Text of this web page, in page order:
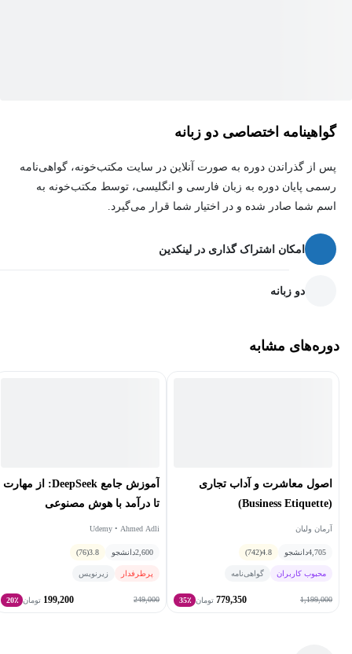
گواهینامه اختصاصی دو زبانه
پس از گذراندن دوره به صورت آنلاین در سایت مکتب‌خونه، گواهی‌نامه
رسمی پایان دوره به زبان فارسی و انگلیسی، توسط مکتب‌خونه به
اسم شما صادر شده و در اختیار شما قرار می‌گیرد.
امکان اشتراک گذاری در لینکدین
دو زبانه
دوره‌های مشابه
اصول معاشرت و آداب تجاری
(Business Etiquette)
آرمان ولیان
4,705دانشجو 4.8
(742)
محبوب کاربران گواهی‌نامه
1,199,000
779,350 تومان 35٪
آموزش جامع DeepSeek: از مهارت
تا درآمد با هوش مصنوعی
Udemy • Ahmed Adli
2,600دانشجو 3.8
(76)
پرطرفدار زیرنویس
249,000
199,200 تومان 20٪